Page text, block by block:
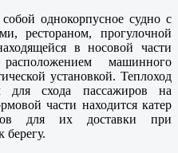
однокорпусное судно с
рестораном, прогулочной
в носовой части
машинного
установкой. Теплоход
для схода пассажиров на
части находится катер
для их доставки при
берегу.